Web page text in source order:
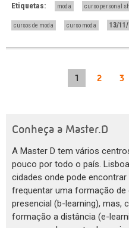
Etiquetas: moda curso personal
cursos de moda curso moda 13/
1 2 3
Conheça a Master.D
A Master D tem vários
pouco por todo o país.
cidades onde pode
frequentar uma formação de
presencial (b-learning), mas,
formação a distância (e-